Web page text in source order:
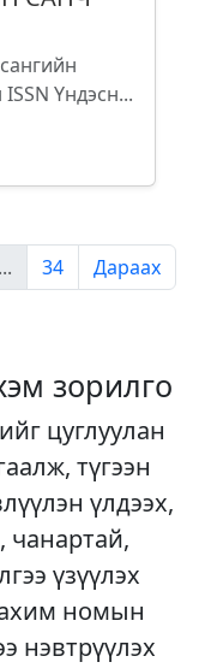
Үндэсн...
... 34 Дараах
зорилго
цуглуулан
түгээн
үлдээх,
чанартай,
үзүүлэх
номын
нэвтрүүлэх